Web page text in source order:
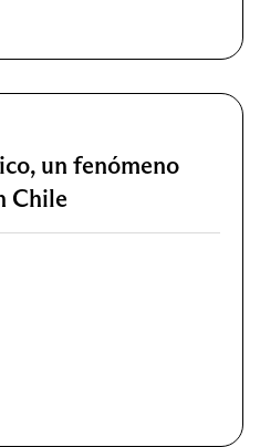
un fenómeno
Chile